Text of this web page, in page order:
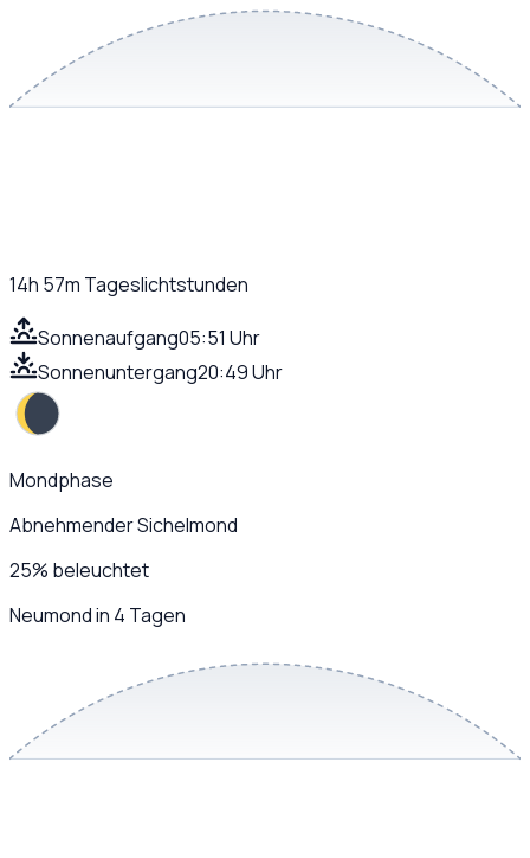
14h 57m Tageslichtstunden
Sonnenaufgang05:51 Uhr
Sonnenuntergang20:49 Uhr
Mondphase
Abnehmender Sichelmond
25% beleuchtet
Neumond in 4 Tagen